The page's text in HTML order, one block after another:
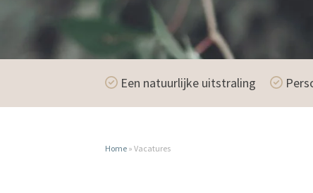
Een natuurlijke uitstraling
Home »Vacatures